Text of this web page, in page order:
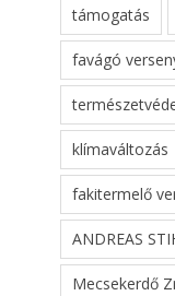
támogatás
favágó
klímaváltozás
fakitermelő
ANDREAS
Mecsekerdő